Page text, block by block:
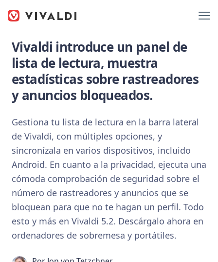
Vivaldi introduce un panel de
lista de lectura, muestra
estadísticas sobre rastreadores
y anuncios bloqueados.
Gestiona tu lista de lectura en la barra lateral
de Vivaldi, con múltiples opciones, y
sincronízala en varios dispositivos, incluido
Android. En cuanto a la privacidad, ejecuta una
cómoda comprobación de seguridad sobre el
número de rastreadores y anuncios que se
bloquean para que no te hagan un perfil. Todo
esto y más en Vivaldi 5.2. Descárgalo ahora en
ordenadores de sobremesa y portátiles.